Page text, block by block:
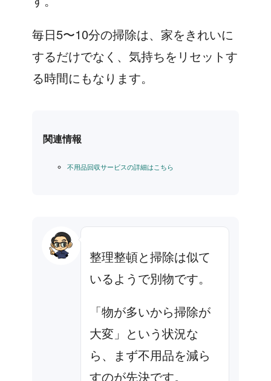
毎日5〜10分の掃除は、家をきれいに
するだけでなく、気持ちをリセットす
る時間にもなります。
関連情報
不用品回収サービスの詳細はこちら
整理整頓と掃除は似て
いるようで別物です。
「物が多いから掃除が
大変」という状況な
ら、まず不用品を減ら
すのが先決です。